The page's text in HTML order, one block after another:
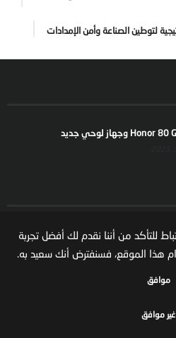
لتوطين الصناعة وأمن الإمدادات
الاجانب في السوق السعودية
للتأكد من أننا نقدم لك أفضل تجربة
هذا الموقع، فسنفترض أنك سعيد به.
موافق
غير موافق